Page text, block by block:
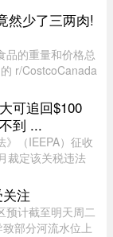
然少了三两肉!
品的重量和价格总
r/CostcoCanada
肉，去掉包装后
可追回$100
到 ...
》（IEEPA）征收
裁定该关税违法
和 338 条款）纷
注
预计截至明天周二
部分河流水位上